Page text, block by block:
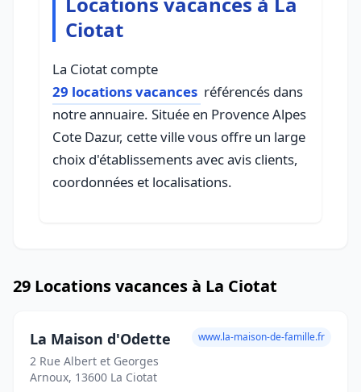
Ciotat
La Ciotat compte
29 locations vacances référencés dans
notre annuaire. Située en Provence Alpes
Cote Dazur, cette ville vous offre un large
choix d'établissements avec avis clients,
coordonnées et localisations.
29 Locations vacances à La Ciotat
La Maison d'Odette
2 Rue Albert et Georges
Arnoux, 13600 La Ciotat
www.la-maison-de-famille.fr